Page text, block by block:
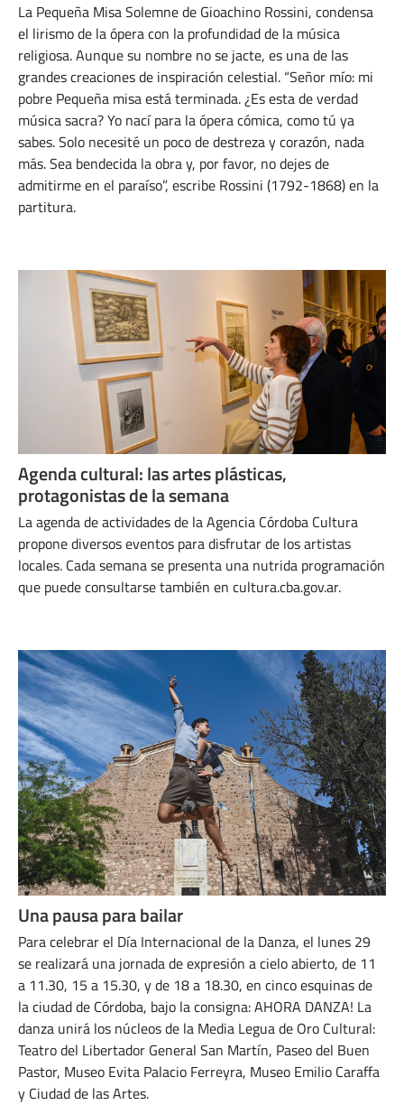
La Pequeña Misa Solemne de Gioachino Rossini, condensa
el lirismo de la ópera con la profundidad de la música
religiosa. Aunque su nombre no se jacte, es una de las
grandes creaciones de inspiración celestial. “Señor mío: mi
pobre Pequeña misa está terminada. ¿Es esta de verdad
música sacra? Yo nací para la ópera cómica, como tú ya
sabes. Solo necesité un poco de destreza y corazón, nada
más. Sea bendecida la obra y, por favor, no dejes de
admitirme en el paraíso”, escribe Rossini (1792-1868) en la
partitura.
Agenda cultural: las artes plásticas,
protagonistas de la semana​
La agenda de actividades de la Agencia Córdoba Cultura
propone diversos eventos para disfrutar de los artistas
locales. Cada semana se presenta una nutrida programación
que puede consultarse también en cultura.cba.gov.ar.
Una pausa para bailar
Para celebrar el Día Internacional de la Danza, el lunes 29
se realizará una jornada de expresión a cielo abierto, de 11
a 11.30, 15 a 15.30, y de 18 a 18.30, en cinco esquinas de
la ciudad de Córdoba, bajo la consigna: AHORA DANZA! La
danza unirá los núcleos de la Media Legua de Oro Cultural:
Teatro del Libertador General San Martín, Paseo del Buen
Pastor, Museo Evita Palacio Ferreyra, Museo Emilio Caraffa
y Ciudad de las Artes.